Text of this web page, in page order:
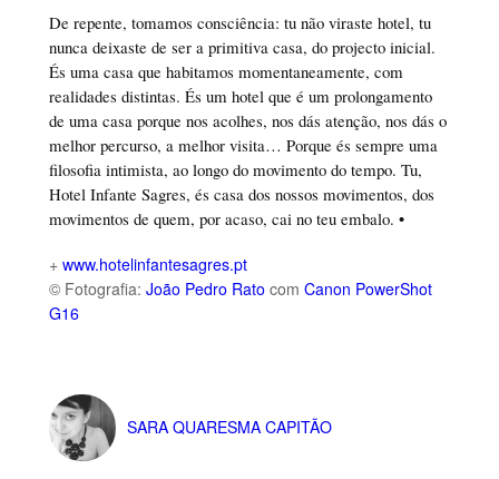
De repente, tomamos consciência: tu não viraste hotel, tu
nunca deixaste de ser a primitiva casa, do projecto inicial.
És uma casa que habitamos momentaneamente, com
realidades distintas. És um hotel que é um prolongamento
de uma casa porque nos acolhes, nos dás atenção, nos dás o
melhor percurso, a melhor visita… Porque és sempre uma
filosofia intimista, ao longo do movimento do tempo. Tu,
Hotel Infante Sagres, és casa dos nossos movimentos, dos
movimentos de quem, por acaso, cai no teu embalo. •
+ www.hotelinfantesagres.pt
© Fotografia: João Pedro Ratocom Canon PowerShot
G16
SARA QUARESMA CAPITÃO